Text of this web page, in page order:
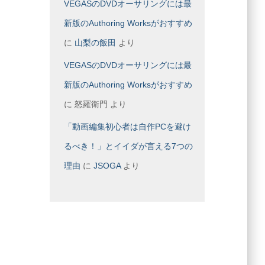
VEGASのDVDオーサリングには最
新版のAuthoring Worksがおすすめ
に 山梨の飯田 より
VEGASのDVDオーサリングには最
新版のAuthoring Worksがおすすめ
に 怒羅衛門 より
「動画編集初心者は自作PCを避け
るべき！」とイイダが言える7つの
理由 に JSOGAより